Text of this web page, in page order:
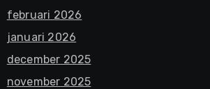
februari 2026
januari 2026
december 2025
november 2025